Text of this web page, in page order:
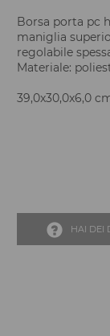
Borsa porta pc
maniglia
regolabile
Materiale:
39,0x30,0x6,0
HAI DEI